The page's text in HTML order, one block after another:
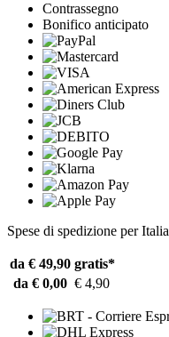
Contrassegno
Bonifico anticipato
Spese di spedizione per Italia
da € 49,90 gratis*
da € 0,00 € 4,90